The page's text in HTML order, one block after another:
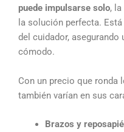
puede impulsarse solo, la
la solución perfecta.
del cuidador,
cómodo.
Con un precio que ronda
también varían en sus
Brazos y